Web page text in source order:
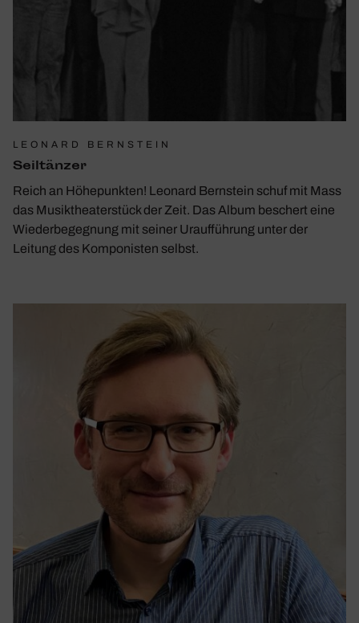
LEONARD BERNSTEIN
Seil­tänzer
Reich an Höhepunkten! Leonard Bernstein schuf mit Mass
das Musiktheaterstück der Zeit. Das Album beschert eine
Wiederbegegnung mit seiner Uraufführung unter der
Leitung des Komponisten selbst.